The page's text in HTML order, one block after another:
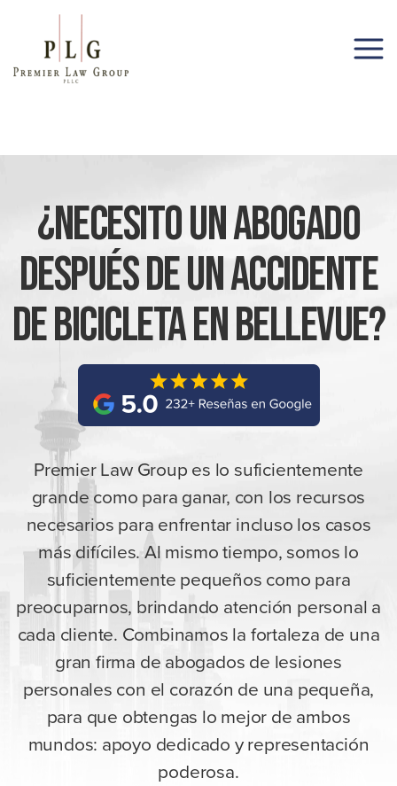
¿Necesito Un Abogado
Después De Un Accidente
De Bicicleta En Bellevue?
Premier Law Group es lo suficientemente
grande como para ganar, con los recursos
necesarios para enfrentar incluso los casos
más difíciles. Al mismo tiempo, somos lo
suficientemente pequeños como para
preocuparnos, brindando atención personal a
cada cliente. Combinamos la fortaleza de una
gran firma de abogados de lesiones
personales con el corazón de una pequeña,
para que obtengas lo mejor de ambos
mundos: apoyo dedicado y representación
poderosa.